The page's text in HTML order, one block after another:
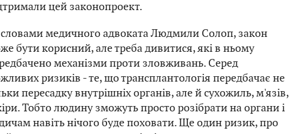
цей законопроект.
медичного адвоката Людмили Солоп, закон
бути корисний, але треба дивитися, які в ньому
механізми проти зловживань. Серед
ризиків - те, що трансплантологія передбачає не
пересадку внутрішніх органів, але й сухожиль, м'язів,
Тобто людину зможуть просто розібрати на органи і
навіть нічого буде поховати. Ще один ризик, про